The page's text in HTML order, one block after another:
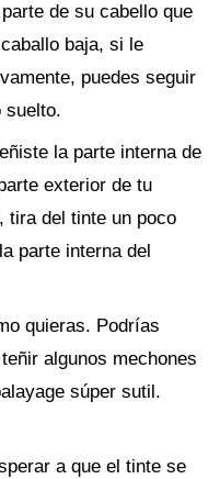
de su cabello que
baja, si le
puedes seguir
suelto.
la parte interna de
exterior de tu
tira del tinte un poco
parte interna del
quieras. Podrías
algunos mechones
súper sutil.
a que el tinte se